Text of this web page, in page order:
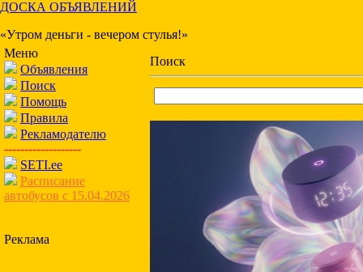
ДОСКА ОБЪЯВЛЕНИЙ
«Утром деньги - вечером стулья!»
Меню
Объявления
Поиск
Помощь
Правила
Рекламодателю
-------------------
SETI.ee
Расписание
автобусов с 15.04.2026
Реклама
Поиск